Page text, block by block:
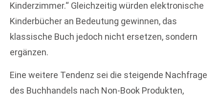
Kinderzimmer.“ Gleichzeitig würden elektronische
Kinderbücher an Bedeutung gewinnen, das
klassische Buch jedoch nicht ersetzen, sondern
ergänzen.
Eine weitere Tendenz sei die steigende Nachfrage
des Buchhandels nach Non-Book Produkten,